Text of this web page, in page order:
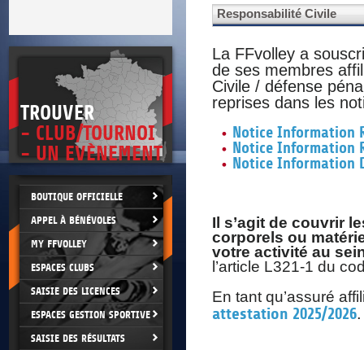
TROUVER
- CLUB/TOURNOI
- UN EVÈNEMENT
BOUTIQUE OFFICIELLE
APPEL À BÉNÉVOLES
MY FFVOLLEY
ESPACES CLUBS
SAISIE DES LICENCES
ESPACES GESTION SPORTIVE
SAISIE DES RÉSULTATS
Responsabilité Civile
La FFvolley a
de ses membres
Civile / défense
reprises dans les
Notice Information
Notice Information
Notice Information
Il s’agit de couvrir
corporels ou
votre activité au
l’article L321-1 du
En tant qu’assuré
attestation 2025/2026.